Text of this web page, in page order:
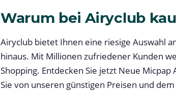
Warum bei Airyclub
Airyclub bietet Ihnen eine riesige Auswahl
hinaus. Mit Millionen zufriedener Kunden
Shopping. Entdecken Sie jetzt Neue
Sie von unseren günstigen Preisen und